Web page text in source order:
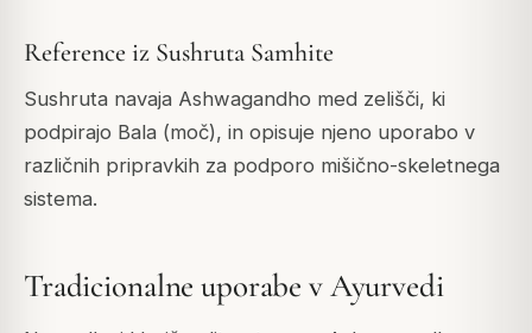
Reference iz Sushruta Samhite
Sushruta navaja Ashwagandho med zelišči, ki
podpirajo Bala (moč), in opisuje njeno uporabo v
različnih pripravkih za podporo mišično-skeletnega
sistema.
Tradicionalne uporabe v Ayurvedi